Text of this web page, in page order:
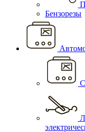
Бензорезы